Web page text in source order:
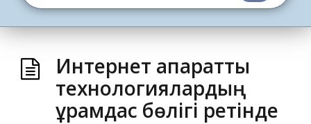
Интернет ақпараттық
технологиялардың
құрамдас бөлігі ретінде